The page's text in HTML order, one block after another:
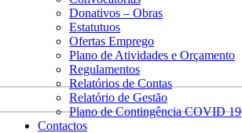
Donativos – Obras
Estatutuos
Ofertas Emprego
Plano de Atividades e Orçamento
Regulamentos
Relatórios de Contas
Relatório de Gestão
Plano de Contingência COVID 19
Contactos